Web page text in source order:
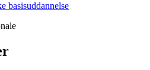
basisuddannelse